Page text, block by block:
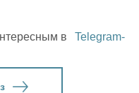
в
Telegram-